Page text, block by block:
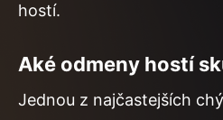
hostí.
Aké odmeny hostí
Jednou z najčastejších